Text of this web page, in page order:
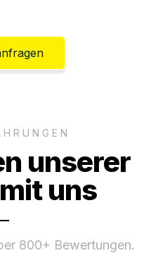
unserer
uns
800+ Bewertungen.